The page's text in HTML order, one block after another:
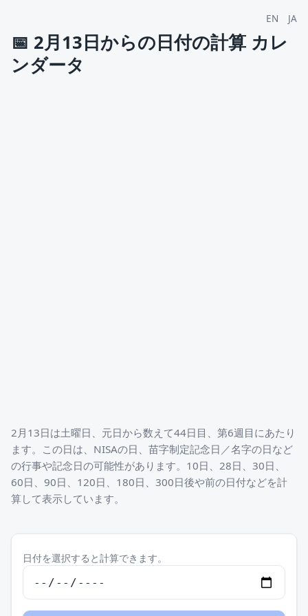
EN JA
📅 2月13日からの日付の計算 カレ
ンダータ
2月13日は土曜日、元日から数えて44日目、第6週目にあたり
ます。この日は、NISAの日、苗字制定記念日／名字の日など
の行事や記念日の可能性があります。10日、28日、30日、
60日、90日、120日、180日、300日後や前の日付などを計
算して表示しています。
日付を選択すると計算できます。